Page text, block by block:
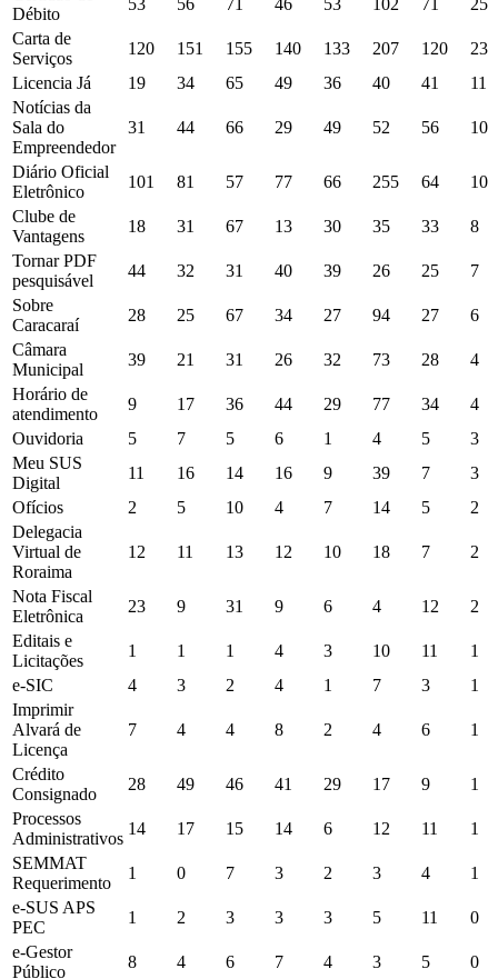
Débito
Carta de
Serviços
120 151 155 140 133 207 120
23
Licencia Já
19 34 65 49 36 40 41
11
Notícias da
Sala do
Empreendedor
31 44 66 29 49 52 56 10
Diário Oficial
Eletrônico
101 81 57 77 66 255 64
10
Clube de
Vantagens
18 31 67 13 30 35 33
8
Tornar PDF
pesquisável
44 32 31 40 39 26 25
7
Sobre
Caracaraí
28 25 67 34 27 94 27
6
Câmara
Municipal
39 21 31 26 32 73 28
4
Horário de
atendimento
9 17 36 44 29 77 34
4
Ouvidoria
5 7 5 6 1 4 5
3
Meu SUS
Digital
11 16 14 16 9 39 7
3
Ofícios
2 5 10 4 7 14 5
2
Delegacia
Virtual de
Roraima
12 11 13 12 10 18 7 2
Nota Fiscal
Eletrônica
23 9 31 9 6 4 12
2
Editais e
Licitações
1 1 1 4 3 10 11
1
e-SIC
4 3 2 4 1 7 3
1
Imprimir
Alvará de
Licença
7 4 4 8 2 4 6 1
Crédito
Consignado
28 49 46 41 29 17 9
1
Processos
Administrativos
14 17 15 14 6 12 11
1
SEMMAT
Requerimento
1 0 7 3 2 3 4
1
e-SUS APS
PEC
1 2 3 3 3 5 11
0
e-Gestor
Público
8 4 6 7 4 3 5 0